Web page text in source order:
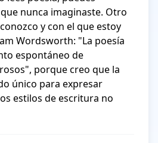
nunca imaginaste. Otro
y con el que estoy
Wordsworth: "La poesía
espontáneo de
porque creo que la
único para expresar
estilos de escritura no